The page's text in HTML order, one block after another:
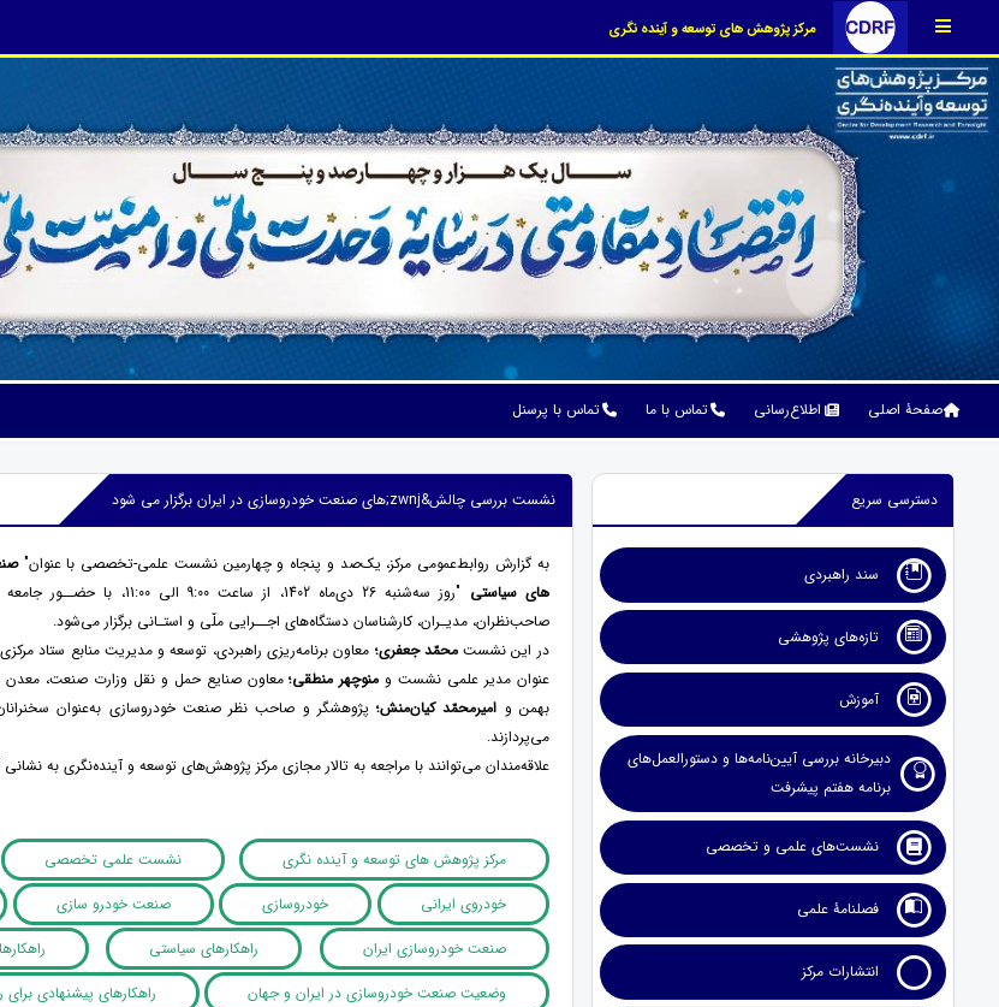
مرکز پژوهش های توسعه و آینده نگری
صفحۀ اصلی اطلاع‌رسانی تماس با ما تماس با پرسنل
دسترسی سریع
سند راهبردی
تازه‌های پژوهشی
آموزش
دبیرخانه بررسی آیین‌نامه‌ها و دستورالعمل‌های
برنامه هفتم پیشرفت
نشست‌های علمی و تخصصی
فصلنامۀ علمی
انتشارات مرکز
نشست بررسی چالش&zwnj;های صنعت خودروسازی در ایران برگزار می شود
به گزارش روابط‌عمومی مرکز، یک‌صد و پنجاه و چهارمین نشست علمی-تخصصی با عنوان"
های سیاستی
"روز سه‌شنبه 26 دی‌ماه 1402، از
صاحب‌نظران، مدیـران، کارشناسان دستگاه‌های اجــرایی ملّی و استـانی برگزار می‌شود.
در این نشستمحمّد جعفری؛ معاون برنامه‌­ریزی راهبردی، توسعه و مدیریت منابع ستاد
عنوان مدیر علمی نشست و منوچهر منطقی؛معاون صنایع حمل و نقل وزارت صنعت،
بهمن و امیرمحمّد کیان‌­منش؛ پژوهشگر و صاحب نظر صنعت خودروسازی به‌عنوان
می‌پردازند.
علاقه‌مندان می‌توانند با مراجعه به تالار مجازی مرکز پژوهش‌های توسعه و آینده‌نگری به نشانی
مرکز پژوهش های توسعه و آینده نگری نشست علمی تخصصی
خودروی ایرانی
خودروسازی صنعت خودرو سازی
صنعت خودروسازی ایران
راهکارهای سیاستی
وضعیت صنعت خودروسازی در ایران و جهان
راهکارهای پیشنهادی